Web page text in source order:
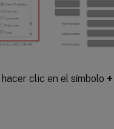
clic en el símbolo +